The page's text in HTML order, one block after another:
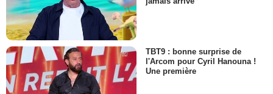
TBT9 : bonne surprise de
l'Arcom pour Cyril Hanouna !
Une première